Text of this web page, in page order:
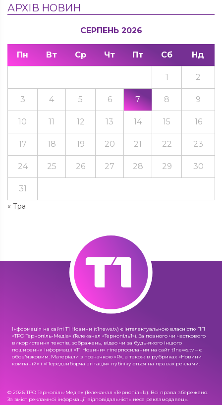
АРХІВ НОВИН
СЕРПЕНЬ 2026
Пн Вт Ср Чт Пт Сб Нд
« Тра
1 2
3 4 5 6 7 8 9
10 11 12 13 14 15 16
17 18 19 20 21 22 23
24 25 26 27 28 29 30
31
Інформація на сайті Т1 Новини (t1news.tv) є інтелектуальною власністю ПП
«ТРО Тернопіль-Медіа» (Телеканал «Тернопіль1»). За повного чи часткового
використання текстів, зображень, відео чи за будь-якого іншого
поширення інформації «Т1 Новини» гіперпосилання на сайт t1news.tv – є
обов'язковим. Матеріали з позначкою «R», а також в рубриках «Новини
компаній» і «Передвиборча агітація» публікуються на правах реклами.
© 2026 ТРО Тернопіль-Медіа» (Телеканал «Тернопіль1»). Всі права збережено.
За зміст рекламної інформації відповідальність несе рекламодавець.